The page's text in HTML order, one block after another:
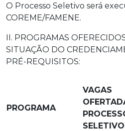
O Processo Seletivo será
COREME/FAMENE.
II. PROGRAMAS
SITUAÇÃO DO
PRÉ-REQUISITOS:
PROGRAMA
VAGAS
SELETIVO